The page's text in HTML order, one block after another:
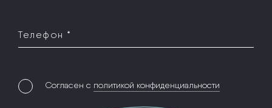
Телефон *
Согласен с политикой конфиденциальности